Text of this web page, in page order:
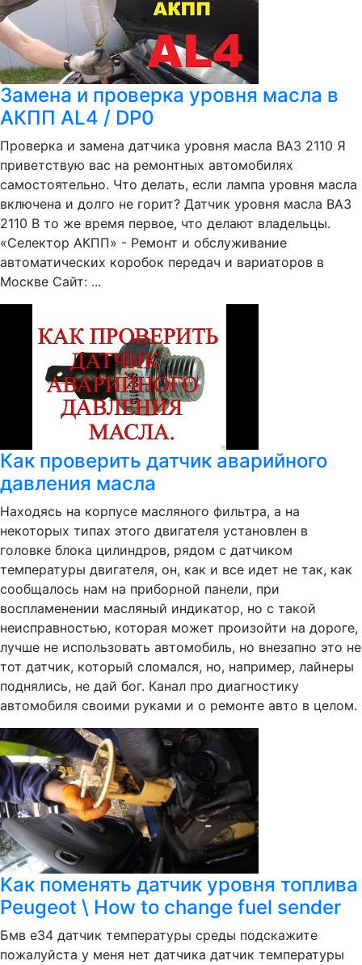
Замена и проверка уровня масла в
АКПП AL4 / DP0
Проверка и замена датчика уровня масла ВАЗ 2110 Я
приветствую вас на ремонтных автомобилях
самостоятельно. Что делать, если лампа уровня масла
включена и долго не горит? Датчик уровня масла ВАЗ
2110 В то же время первое, что делают владельцы.
«Селектор АКПП» - Ремонт и обслуживание
автоматических коробок передач и вариаторов в
Москве Сайт: ...
Как проверить датчик аварийного
давления масла
Находясь на корпусе масляного фильтра, а на
некоторых типах этого двигателя установлен в
головке блока цилиндров, рядом с датчиком
температуры двигателя, он, как и все идет не так, как
сообщалось нам на приборной панели, при
воспламенении масляный индикатор, но с такой
неисправностью, которая может произойти на дороге,
лучше не использовать автомобиль, но внезапно это не
тот датчик, который сломался, но, например, лайнеры
поднялись, не дай бог. Канал про диагностику
автомобиля своими руками и о ремонте авто в целом.
Kак поменять датчик уровня топлива
Peugeot \ How to change fuel sender
Бмв e34 датчик температуры среды подскажите
пожалуйста у меня нет датчика датчик температуры